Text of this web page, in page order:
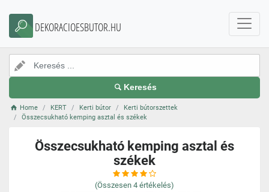
DEKORACIOESBUTOR.HU
Keresés
Home KERT Kerti bútor
Kerti bútorszettek
Összecsukható kemping asztal és székek
Összecsukható kemping asztal és
székek
(Összesen 4 értékelés)